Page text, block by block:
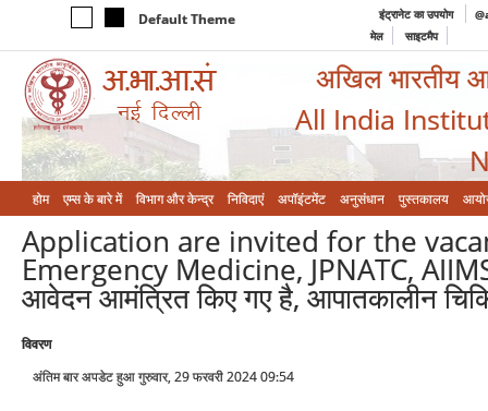
Default Theme इंट्रानेट का उपयोग
मेल
साइटमैप
अखिल भारतीय
All India
होम एम्‍स के बारे में विभाग और केन्‍द्र निविदाएं अपॉइंटमेंट अनुसंधान पुस्तकालय
Application are invited for the
Emergency Medicine, JPNATC, AIIMS/
आवेदन आमंत्रित किए गए है, आपातकालीन
विवरण
अंतिम बार अपडेट हुआ गुरुवार, 29 फरवरी 2024 09:54